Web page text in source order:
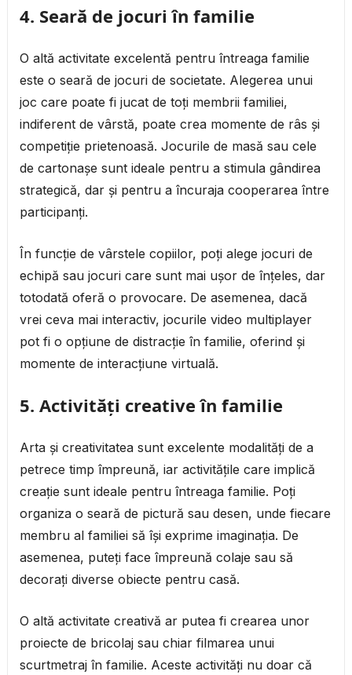
4. Seară de jocuri în familie
O altă activitate excelentă pentru întreaga familie
este o seară de jocuri de societate. Alegerea unui
joc care poate fi jucat de toți membrii familiei,
indiferent de vârstă, poate crea momente de râs și
competiție prietenoasă. Jocurile de masă sau cele
de cartonașe sunt ideale pentru a stimula gândirea
strategică, dar și pentru a încuraja cooperarea între
participanți.
În funcție de vârstele copiilor, poți alege jocuri de
echipă sau jocuri care sunt mai ușor de înțeles, dar
totodată oferă o provocare. De asemenea, dacă
vrei ceva mai interactiv, jocurile video multiplayer
pot fi o opțiune de distracție în familie, oferind și
momente de interacțiune virtuală.
5. Activități creative în familie
Arta și creativitatea sunt excelente modalități de a
petrece timp împreună, iar activitățile care implică
creație sunt ideale pentru întreaga familie. Poți
organiza o seară de pictură sau desen, unde fiecare
membru al familiei să își exprime imaginația. De
asemenea, puteți face împreună colaje sau să
decorați diverse obiecte pentru casă.
O altă activitate creativă ar putea fi crearea unor
proiecte de bricolaj sau chiar filmarea unui
scurtmetraj în familie. Aceste activități nu doar că